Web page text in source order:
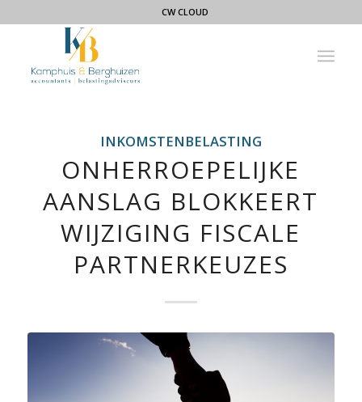
CW CLOUD
INKOMSTENBELASTING
ONHERROEPELIJKE
AANSLAG BLOKKEERT
WIJZIGING FISCALE
PARTNERKEUZES